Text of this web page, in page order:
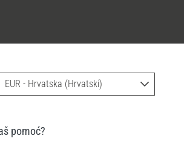
EUR - Hrvatska (Hrvatski)
pomoć?